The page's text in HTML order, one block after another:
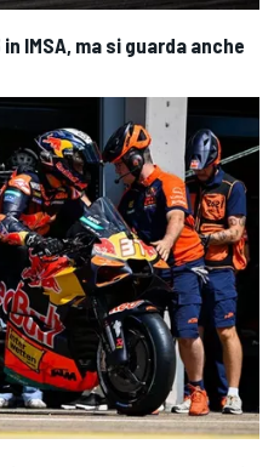
IMSA, ma si guarda anche